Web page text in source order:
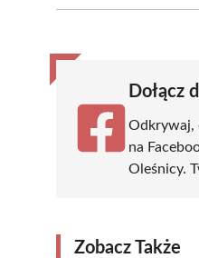
Dołącz
Odkrywaj,
na
Oleśnicy.
Zobacz Także